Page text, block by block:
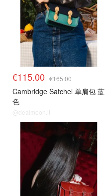
€115.00 €165.00
Cambridge Satchel 单肩包 蓝
色
@dealmoon.it